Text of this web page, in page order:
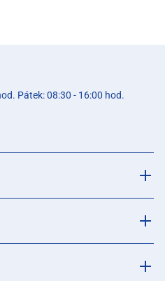
Pátek: 08:30 - 16:00 hod.